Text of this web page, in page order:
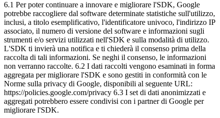
6.1 Per poter continuare a innovare e migliorare l'SDK, Google
potrebbe raccogliere dal software determinate statistiche sull'utilizzo,
inclusi, a titolo esemplificativo, l'identificatore univoco, l'indirizzo IP
associato, il numero di versione del software e informazioni sugli
strumenti e/o servizi utilizzati nell'SDK e sulla modalità di utilizzo.
L'SDK ti invierà una notifica e ti chiederà il consenso prima della
raccolta di tali informazioni. Se neghi il consenso, le informazioni
non verranno raccolte. 6.2 I dati raccolti vengono esaminati in forma
aggregata per migliorare l'SDK e sono gestiti in conformità con le
Norme sulla privacy di Google, disponibili al seguente URL:
https://policies.google.com/privacy 6.3 I set di dati anonimizzati e
aggregati potrebbero essere condivisi con i partner di Google per
migliorare l'SDK.